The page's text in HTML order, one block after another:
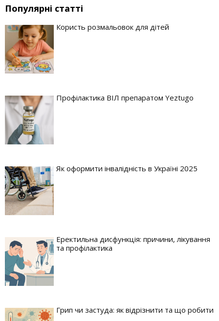
Популярні статті
Користь розмальовок для дітей
Профілактика ВІЛ препаратом Yeztugo
Як оформити інвалідність в Україні 2025
Еректильна дисфункція: причини, лікування
та профілактика
Грип чи застуда: як відрізнити та що робити